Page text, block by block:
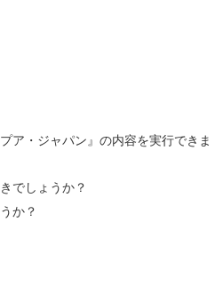
ア・ジャパン』の内容を実行できま
でしょうか？
か？